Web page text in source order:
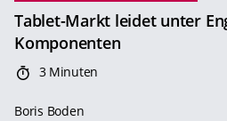
Tablet-Markt leidet unter
Komponenten
3 Minuten
Boris Boden